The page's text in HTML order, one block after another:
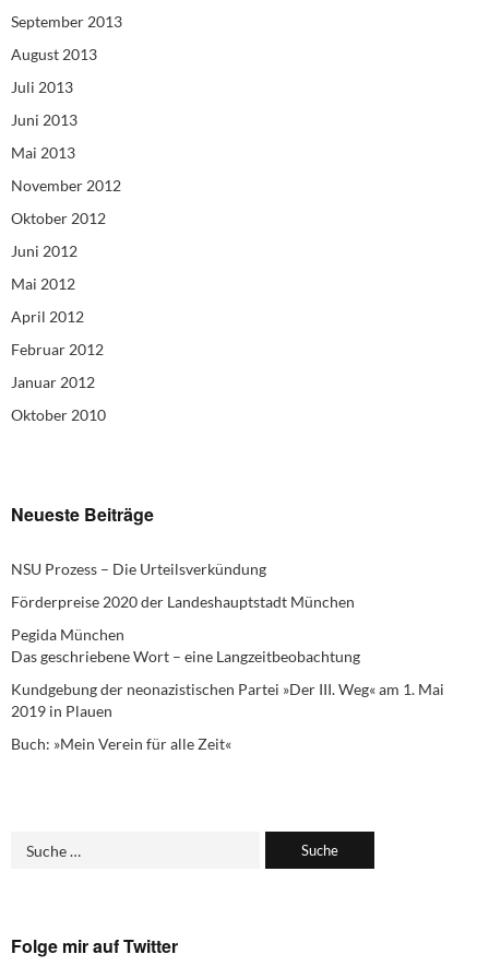
September 2013
August 2013
Juli 2013
Juni 2013
Mai 2013
November 2012
Oktober 2012
Juni 2012
Mai 2012
April 2012
Februar 2012
Januar 2012
Oktober 2010
Neueste Beiträge
NSU Prozess – Die Urteilsverkündung
Förderpreise 2020 der Landeshauptstadt München
Pegida München
Das geschriebene Wort – eine Langzeitbeobachtung
Kundgebung der neonazistischen Partei »Der III. Weg« am 1. Mai
2019 in Plauen
Buch: »Mein Verein für alle Zeit«
Folge mir auf Twitter